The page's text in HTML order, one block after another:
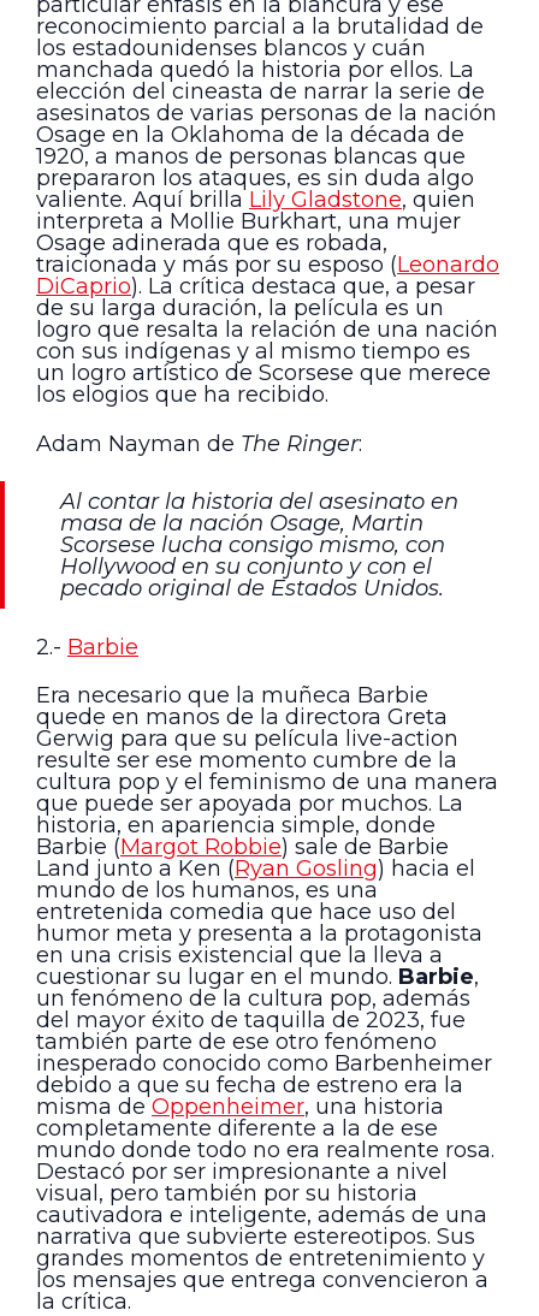
particular énfasis en la blancura y ese
reconocimiento parcial a la brutalidad de
los estadounidenses blancos y cuán
manchada quedó la historia por ellos. La
elección del cineasta de narrar la serie de
asesinatos de varias personas de la nación
Osage en la Oklahoma de la década de
1920, a manos de personas blancas que
prepararon los ataques, es sin duda algo
valiente. Aquí brilla Lily Gladstone, quien
interpreta a Mollie Burkhart, una mujer
Osage adinerada que es robada,
traicionada y más por su esposo (Leonardo
DiCaprio). La crítica destaca que, a pesar
de su larga duración, la película es un
logro que resalta la relación de una nación
con sus indígenas y al mismo tiempo es
un logro artístico de Scorsese que merece
los elogios que ha recibido.
Adam Nayman de The Ringer:
Al contar la historia del asesinato en
masa de la nación Osage, Martin
Scorsese lucha consigo mismo, con
Hollywood en su conjunto y con el
pecado original de Estados Unidos.
2.- Barbie
Era necesario que la muñeca Barbie
quede en manos de la directora Greta
Gerwig para que su película live-action
resulte ser ese momento cumbre de la
cultura pop y el feminismo de una manera
que puede ser apoyada por muchos. La
historia, en apariencia simple, donde
Barbie (Margot Robbie) sale de Barbie
Land junto a Ken (Ryan Gosling) hacia el
mundo de los humanos, es una
entretenida comedia que hace uso del
humor meta y presenta a la protagonista
en una crisis existencial que la lleva a
cuestionar su lugar en el mundo. Barbie,
un fenómeno de la cultura pop, además
del mayor éxito de taquilla de 2023, fue
también parte de ese otro fenómeno
inesperado conocido como Barbenheimer
debido a que su fecha de estreno era la
misma de Oppenheimer, una historia
completamente diferente a la de ese
mundo donde todo no era realmente rosa.
Destacó por ser impresionante a nivel
visual, pero también por su historia
cautivadora e inteligente, además de una
narrativa que subvierte estereotipos. Sus
grandes momentos de entretenimiento y
los mensajes que entrega convencieron a
la crítica.